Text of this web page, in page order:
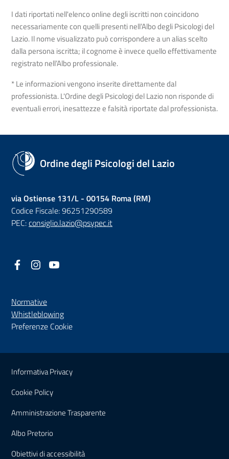
I dati riportati nell'elenco online degli iscritti non coincidono
necessariamente con quelli presenti nell’Albo degli Psicologi del
Lazio. Il nome visualizzato può corrispondere a un alias scelto
dalla persona iscritta; il cognome è invece quello effettivamente
registrato nell’Albo professionale.
* Le informazioni vengono inserite direttamente dal
professionista. L'Ordine degli Psicologi del Lazio non risponde di
eventuali errori, inesattezze e falsità riportate dal professionista.
Ordine degli Psicologi del Lazio
via Ostiense 131/L - 00154 Roma (RM)
Codice Fiscale: 96251290589
PEC:consiglio.lazio@psypec.it
Facebook
(nuova scheda - new tab)
Instagram
(nuova scheda - new tab)
Normative
Whistleblowing(nuova scheda - new tab)
Preferenze Cookie
Sezione Link Utili
Informativa Privacy
Cookie Policy
Amministrazione Trasparente
Albo Pretorio
Obiettivi di accessibilità(nuova scheda - new tab)